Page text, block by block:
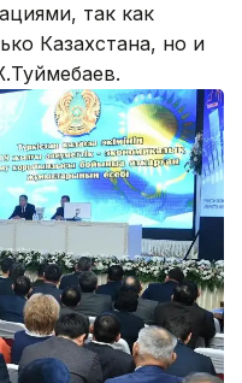
так как
Казахстана, но и